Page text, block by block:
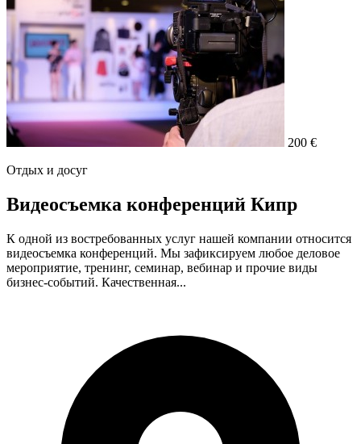
200 €
Отдых и досуг
Видеосъемка конференций Кипр
К одной из востребованных услуг нашей компании относится
видеосъемка конференций. Мы зафиксируем любое деловое
мероприятие, тренинг, семинар, вебинар и прочие виды
бизнес-событий. Качественная...